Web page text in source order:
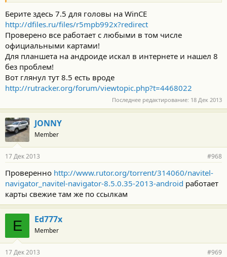
Берите здесь 7.5 для головы на WinCE
http://dfiles.ru/files/r5mpb992x?redirect
Проверено все работает с любыми в том числе
официальными картами!
Для планшета на андроиде искал в интернете и нашел 8
без проблем!
Вот глянул тут 8.5 есть вроде
http://rutracker.org/forum/viewtopic.php?t=4468022
Последнее редактирование: 18 Дек 2013
JONNY
Member
17 Дек 2013 #968
Проверенно http://www.rutor.org/torrent/314060/navitel-
navigator_navitel-navigator-8.5.0.35-2013-android работает
карты свежие там же по ссылкам
E Ed777x
Member
17 Дек 2013 #969